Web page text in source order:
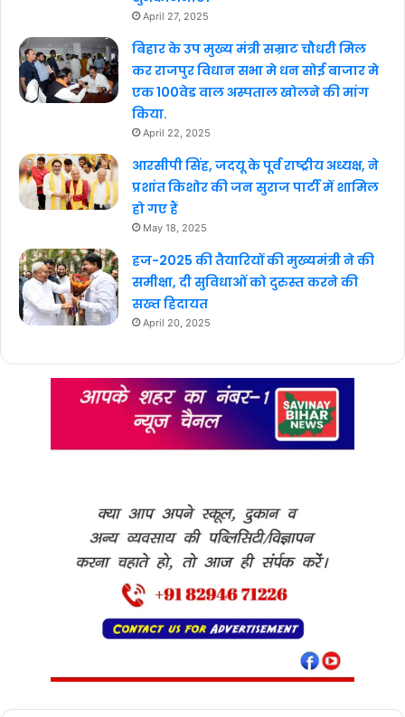
April 27, 2025
बिहार के उप मुख्य मंत्री सम्राट चौधरी मिल
कर राजपुर विधान सभा मे धन सोई बाजार मे
एक 100वेड वाल अस्पताल खोलने की मांग
किया.
April 22, 2025
आरसीपी सिंह, जदयू के पूर्व राष्ट्रीय अध्यक्ष, ने
प्रशांत किशोर की जन सुराज पार्टी में शामिल
हो गए हैं
May 18, 2025
हज-2025 की तैयारियों की मुख्यमंत्री ने की
समीक्षा, दी सुविधाओं को दुरुस्त करने की
सख्त हिदायत
April 20, 2025